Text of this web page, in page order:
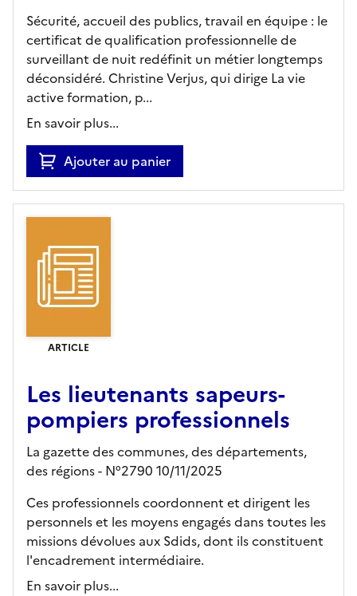
Sécurité, accueil des publics, travail en équipe : le
certificat de qualification professionnelle de
surveillant de nuit redéfinit un métier longtemps
déconsidéré. Christine Verjus, qui dirige La vie
active formation, p...
En savoir plus...
Ajouter au panier
ARTICLE
Les lieutenants sapeurs-
pompiers professionnels
La gazette des communes, des départements,
des régions - N°2790 10/11/2025
Ces professionnels coordonnent et dirigent les
personnels et les moyens engagés dans toutes les
missions dévolues aux Sdids, dont ils constituent
l'encadrement intermédiaire.
En savoir plus...